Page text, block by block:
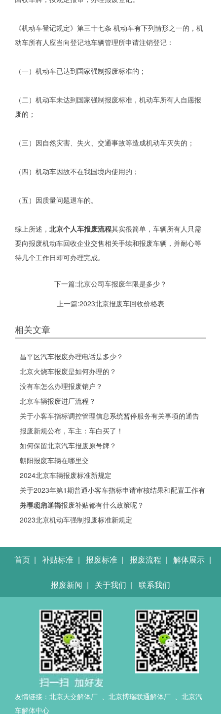
《机动车登记规定》第三十七条 机动车有下列情形之一的，机
动车所有人应当向登记地车辆管理所申请注销登记：
（一）机动车已达到国家强制报废标准的；
（二）机动车未达到国家强制报废标准，机动车所有人自愿报
废的；
（三）因自然灾害、失火、交通事故等造成机动车灭失的；
（四）机动车因故不在我国境内使用的；
（五）因质量问题退车的。
综上所述， 北京个人车报废流程其实很简单，车辆所有人只需
要向报废机动车回收企业交售相关手续和报废车辆，并耐心等
待几个工作日即可办理完成。
下一篇:北京公司车报废年限是多少？
上一篇:2023北京报废车回收价格表
相关文章
昌平区汽车报废办理电话是多少？
北京火烧车报废是如何办理的？
没有车怎么办理报废销户？
北京车辆报废进厂流程？
关于小客车指标调控管理信息系统暂停服务有关事项的通告
报废新规公布，车主：车白买了！
如何保留北京汽车报废原号牌？
朝阳报废车辆在哪里交
2024北京车辆报废标准新规定
关于2023年第1期普通小客车指标申请审核结果和配置工作有
关事项的通告
办理北京车辆报废补贴都有什么政策呢？
2023北京机动车强制报废标准新规定
首页 | 补贴标准 | 报废标准 | 报废流程 | 解体展示 |
报废新闻 | 关于我们 | 联系我们
友情链接： 北京天交解体厂 北京博瑞联通解体厂
北京汽
车解体中心